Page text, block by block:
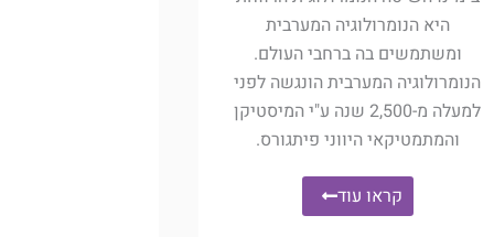
היא הנומרולוגיה המערבית
ומשתמשים בה ברחבי העולם.
הנומרולוגיה המערבית הונגשה לפני
למעלה מ-2,500 שנה ע"י המיסטיקן
והמתמטיקאי היווני פיתגורס.
קראו עוד